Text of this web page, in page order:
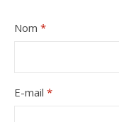
Nom *
E-mail *